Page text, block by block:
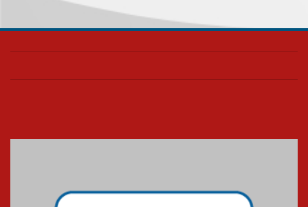
05.08.2026
realizará nova edição da Feira
04.08.2026